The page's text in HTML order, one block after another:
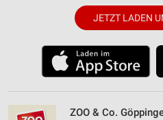
JETZT LADEN
ZOO & Co.